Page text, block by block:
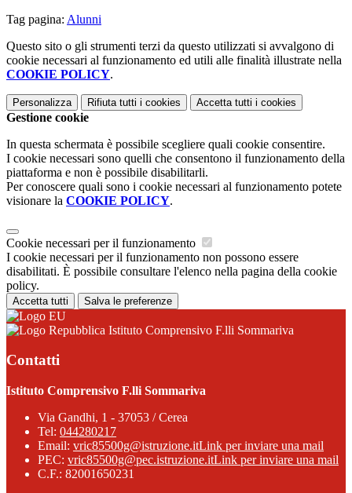
Tag pagina: Alunni
Questo sito o gli strumenti terzi da questo utilizzati si avvalgono di
cookie necessari al funzionamento ed utili alle finalità illustrate nella
COOKIE POLICY.
Personalizza Rifiuta tutti i cookies Accetta tutti i cookies
Gestione cookie
In questa schermata è possibile scegliere quali cookie consentire.
I cookie necessari sono quelli che consentono il funzionamento della
piattaforma e non è possibile disabilitarli.
Per conoscere quali sono i cookie necessari al funzionamento potete
visionare la COOKIE POLICY.
Cookie necessari per il funzionamento
I cookie necessari per il funzionamento non possono essere
disabilitati. È possibile consultare l'elenco nella pagina della cookie
policy.
Accetta tutti Salva le preferenze
Istituto Comprensivo F.lli Sommariva
Contatti
Istituto Comprensivo F.lli Sommariva
Via Gandhi, 1 - 37053 / Cerea
Tel: 044280217
Email: vric85500g@istruzione.itLink per inviare una mail
PEC: vric85500g@pec.istruzione.itLink per inviare una mail
C.F.: 82001650231